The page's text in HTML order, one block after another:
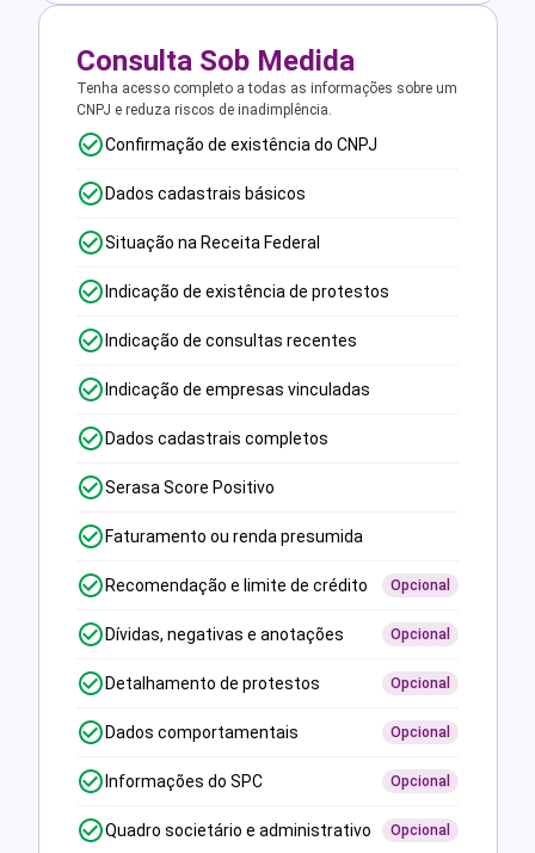
Consulta Sob Medida
Tenha acesso completo a todas as informações sobre um
CNPJ e reduza riscos de inadimplência.
Confirmação de existência do CNPJ
Dados cadastrais básicos
Situação na Receita Federal
Indicação de existência de protestos
Indicação de consultas recentes
Indicação de empresas vinculadas
Dados cadastrais completos
Serasa Score Positivo
Faturamento ou renda presumida
Recomendação e limite de crédito Opcional
Dívidas, negativas e anotações Opcional
Detalhamento de protestos Opcional
Dados comportamentais Opcional
Informações do SPC Opcional
Quadro societário e administrativo Opcional